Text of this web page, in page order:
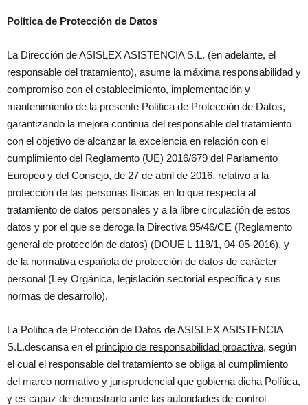
Política de Protección de Datos
La Dirección de ASISLEX ASISTENCIA S.L. (en adelante, el
responsable del tratamiento), asume la máxima responsabilidad y
compromiso con el establecimiento, implementación y
mantenimiento de la presente Política de Protección de Datos,
garantizando la mejora continua del responsable del tratamiento
con el objetivo de alcanzar la excelencia en relación con el
cumplimiento del Reglamento (UE) 2016/679 del Parlamento
Europeo y del Consejo, de 27 de abril de 2016, relativo a la
protección de las personas físicas en lo que respecta al
tratamiento de datos personales y a la libre circulación de estos
datos y por el que se deroga la Directiva 95/46/CE (Reglamento
general de protección de datos) (DOUE L 119/1, 04-05-2016), y
de la normativa española de protección de datos de carácter
personal (Ley Orgánica, legislación sectorial específica y sus
normas de desarrollo).
La Política de Protección de Datos de ASISLEX ASISTENCIA
S.L.descansa en el principio de responsabilidad proactiva, según
el cual el responsable del tratamiento se obliga al cumplimiento
del marco normativo y jurisprudencial que gobierna dicha Política,
y es capaz de demostrarlo ante las autoridades de control